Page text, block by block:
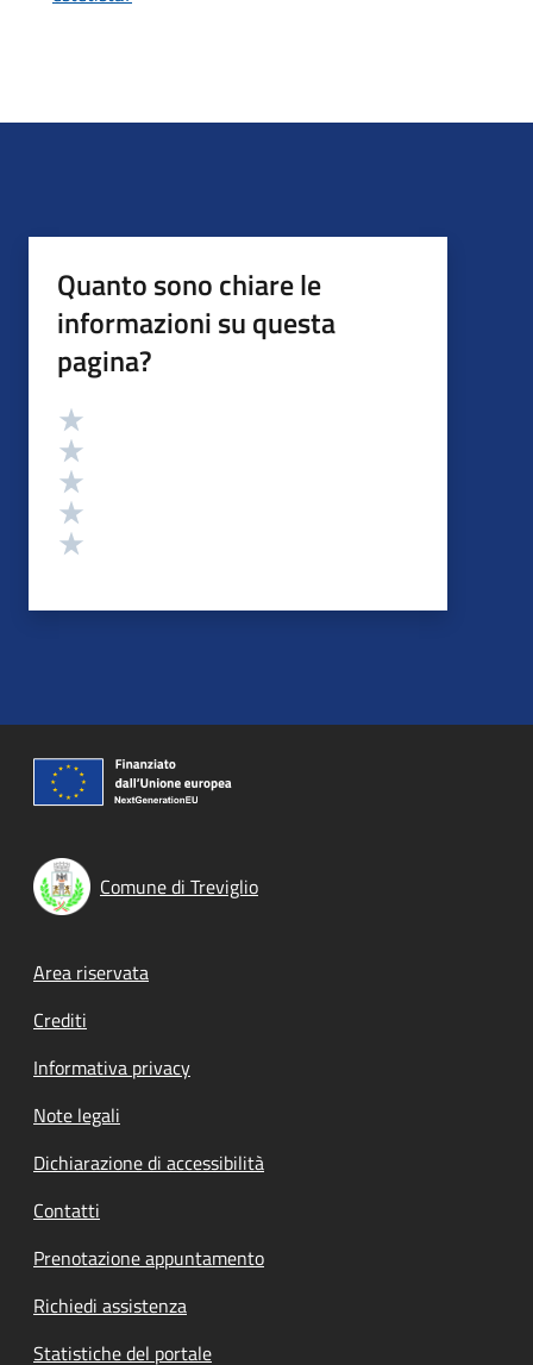
Quanto sono chiare le
informazioni su questa
pagina?
Valutazione
Comune di Treviglio
Footer menu
Area riservata
Crediti
Informativa privacy
Note legali
Dichiarazione di accessibilità
Contatti
Prenotazione appuntamento
Richiedi assistenza
Statistiche del portale